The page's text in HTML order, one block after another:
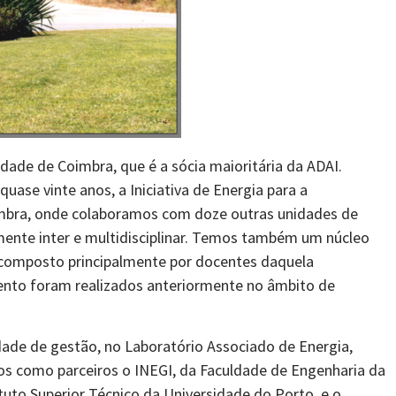
de Coimbra, que é a sócia maioritária da ADAI.
vinte anos, a Iniciativa de Energia para a
onde colaboramos com doze outras unidades de
inter e multidisciplinar. Temos também um núcleo
principalmente por docentes daquela
foram realizados anteriormente no âmbito de
de gestão, no Laboratório Associado de Energia,
como parceiros o INEGI, da Faculdade de Engenharia da